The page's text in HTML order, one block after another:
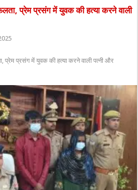
प्रेम प्रसंग में युवक की हत्या करने वाली
प्रसंग में युवक की हत्या करने वाली पत्नी और